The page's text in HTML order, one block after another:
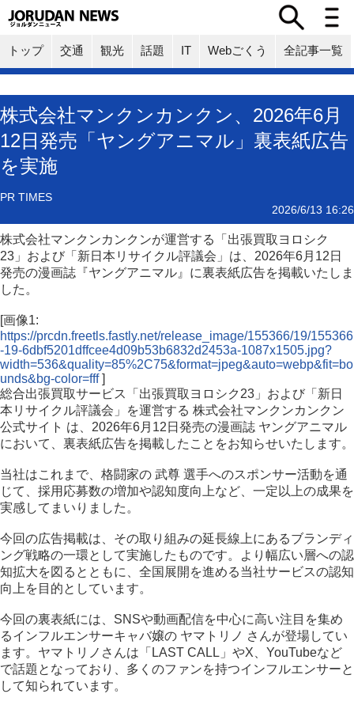
トップ 交通 観光 話題 IT Webごくう 全記事一覧
株式会社マンクンカンクン、2026年6月
12日発売「ヤングアニマル」裏表紙広告
を実施
PR TIMES
2026/6/13 16:26
株式会社マンクンカンクンが運営する「出張買取ヨロシク
23」および「新日本リサイクル評議会」は、2026年6月12日
発売の漫画誌『ヤングアニマル』に裏表紙広告を掲載いたしま
した。
[画像1:
https://prcdn.freetls.fastly.net/release_image/155366/19/155366
-19-6dbf5201dffcee4d09b53b6832d2453a-1087x1505.jpg?
width=536&quality=85%2C75&format=jpeg&auto=webp&fit=bo
unds&bg-color=fff]
総合出張買取サービス「出張買取ヨロシク23」および「新日
本リサイクル評議会」を運営する 株式会社マンクンカンクン
公式サイト⁠ は、2026年6月12日発売の漫画誌 ヤングアニマル
において、裏表紙広告を掲載したことをお知らせいたします。
当社はこれまで、格闘家の 武尊 選手へのスポンサー活動を通
じて、採用応募数の増加や認知度向上など、一定以上の成果を
実感してまいりました。
今回の広告掲載は、その取り組みの延長線上にあるブランディ
ング戦略の一環として実施したものです。より幅広い層への認
知拡大を図るとともに、全国展開を進める当社サービスの認知
向上を目的としています。
今回の裏表紙には、SNSや動画配信を中心に高い注目を集め
るインフルエンサーキャバ嬢の ヤマトリノ さんが登場してい
ます。ヤマトリノさんは「LAST CALL」やX、YouTubeなど
で話題となっており、多くのファンを持つインフルエンサーと
して知られています。